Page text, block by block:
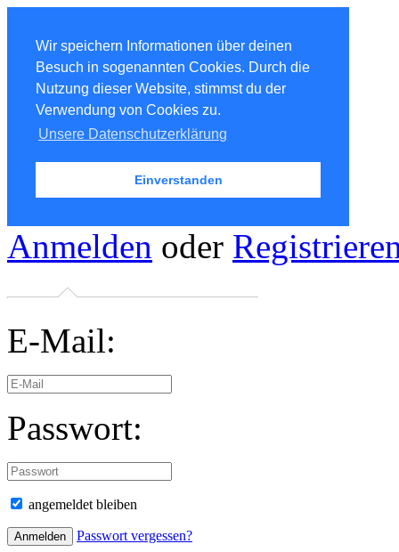
Wir speichern Informationen über deinen
Besuch in sogenannten Cookies. Durch die
Nutzung dieser Website, stimmst du der
Verwendung von Cookies zu.
Unsere Datenschutzerklärung
Einverstanden
Anmelden oder
E-Mail:
Passwort:
angemeldet bleiben
Passwort vergessen?